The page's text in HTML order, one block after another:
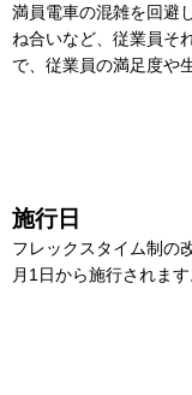
満員電車の混雑を回避
ね合いなど、従業員そ
で、従業員の満足度や
施行日
フレックスタイム制の
月1日から施行されます